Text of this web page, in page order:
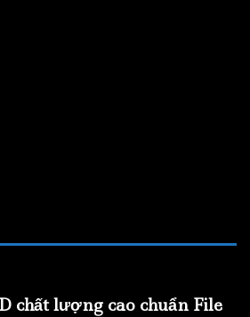
chất lượng cao chuẩn File